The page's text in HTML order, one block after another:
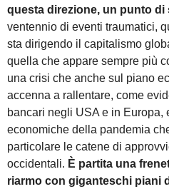
questa direzione, un punto di
ventennio di eventi traumatici,
sta dirigendo il capitalismo
quella che appare sempre più
una crisi che anche sul piano
accenna a rallentare, come
bancari negli USA e in Europa,
economiche della pandemia
particolare le catene di
occidentali. È partita una
riarmo con giganteschi piani